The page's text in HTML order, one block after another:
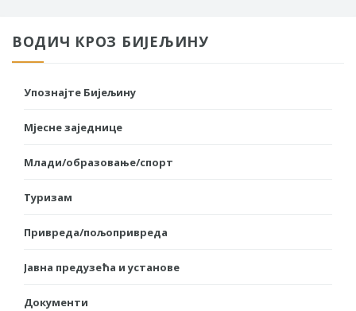
ВОДИЧ КРОЗ БИЈЕЉИНУ
Упознајте Бијељину
Мјесне заједнице
Млади/образовање/спорт
Туризам
Привреда/пољопривреда
Јавна предузећа и установе
Документи